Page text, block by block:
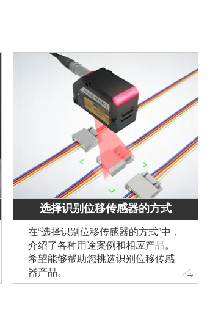
选择识别位移传感器的方式
在“选择识别位移传感器的方式”中，
介绍了各种用途案例和相应产品。
希望能够帮助您挑选识别位移传感
器产品。